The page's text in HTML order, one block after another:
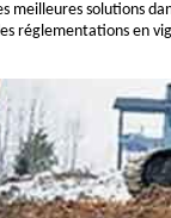
meilleures solutions
réglementations en